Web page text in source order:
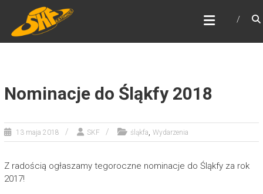
content
ŚLĄSKI KLUB FANTASTYKI
Najstarszy klub fantastyki w Polsce
Nominacje do Śląkfy 2018
13 maja 2018 SKF śląkfa, Wydarzenia
Z radością ogłaszamy tegoroczne nominacje do Śląkfy za rok
2017!